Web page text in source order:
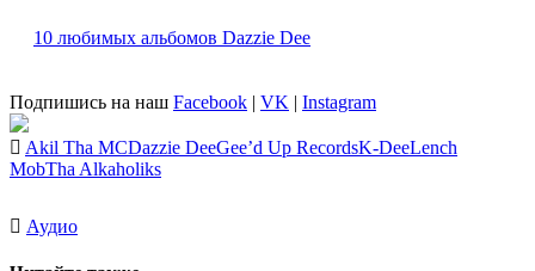
10 любимых альбомов Dazzie Dee
Подпишись на наш Facebook | VK | Instagram
Akil Tha MCDazzie DeeGee’d Up RecordsK-DeeLench
MobTha Alkaholiks
Аудио